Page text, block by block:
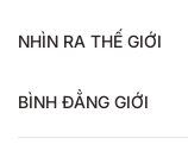
NHÌN RA THẾ GIỚI
BÌNH ĐẲNG GIỚI